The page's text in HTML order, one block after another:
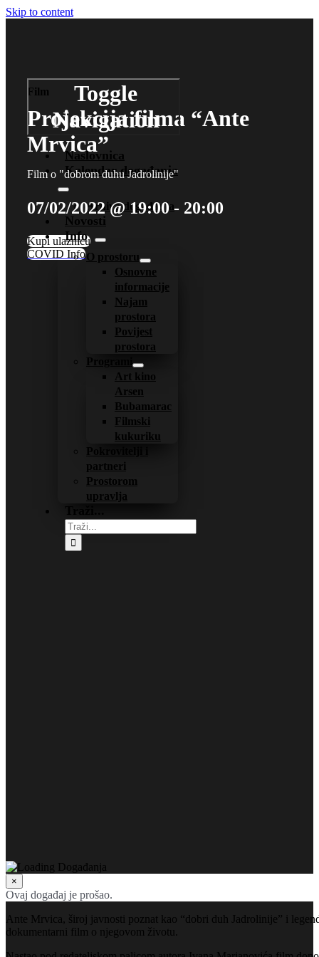
Skip to content
Toggle
Navigation
Naslovnica
Kalendar događanja
Arhiva događanja
Novosti
Info
O prostoru
Osnovne
informacije
Najam
prostora
Povijest
prostora
Programi
Art kino
Arsen
Bubamarac
Filmski
kukuriku
Pokrovitelji i
partneri
Prostorom
upravlja
Film
Projekcija filma “Ante
Mrvica”
Film o "dobrom duhu Jadrolinije"
07/02/2022 @ 19:00 - 20:00
Kupi ulaznicu
COVID Info
×
Ovaj događaj je prošao.
Ante Mrvica, široj javnosti poznat kao “dobri duh Jadrolinije” i
dokumentarni film o njegovom životu.